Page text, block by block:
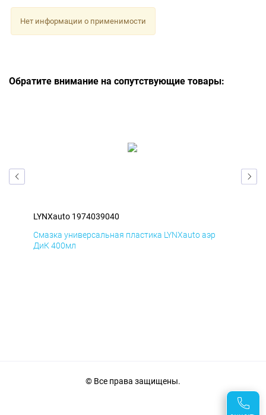
Нет информации о применимости
Обратите внимание на сопутствующие товары:
LYNXauto 1974039040
Смазка универсальная пластика LYNXauto аэр
ДиК 400мл
© Все права защищены.